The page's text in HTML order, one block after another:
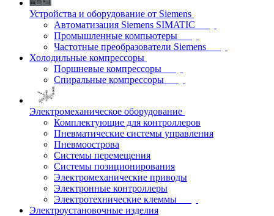
Устройства и оборудование от Siemens
Автоматизация Siemens SIMATIC
Промышленные компьютеры
Частотные преобразователи Siemens
Холодильные компрессоры
Поршневые компрессоры
Спиральные компрессоры
Электромеханическое оборудование
Комплектующие для контроллеров
Пневматические системы управления
Пневмоострова
Системы перемещения
Системы позиционирования
Электромеханические приводы
Электронные контроллеры
Электротехнические клеммы
Электроустановочные изделия